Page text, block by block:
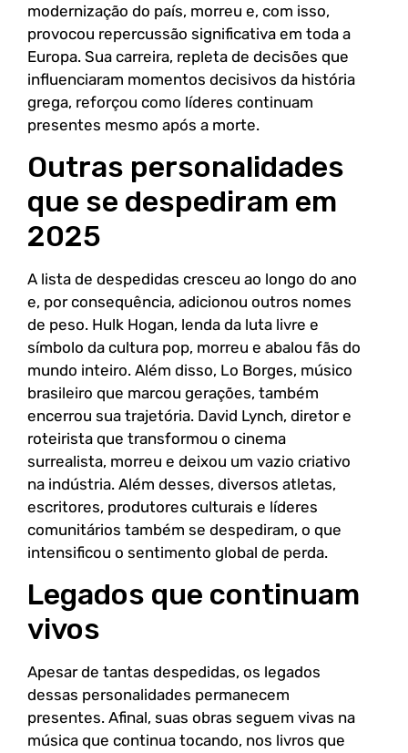
modernização do país, morreu e, com isso,
provocou repercussão significativa em toda a
Europa. Sua carreira, repleta de decisões que
influenciaram momentos decisivos da história
grega, reforçou como líderes continuam
presentes mesmo após a morte.
Outras personalidades
que se despediram em
2025
A lista de despedidas cresceu ao longo do ano
e, por consequência, adicionou outros nomes
de peso. Hulk Hogan, lenda da luta livre e
símbolo da cultura pop, morreu e abalou fãs do
mundo inteiro. Além disso, Lo Borges, músico
brasileiro que marcou gerações, também
encerrou sua trajetória. David Lynch, diretor e
roteirista que transformou o cinema
surrealista, morreu e deixou um vazio criativo
na indústria. Além desses, diversos atletas,
escritores, produtores culturais e líderes
comunitários também se despediram, o que
intensificou o sentimento global de perda.
Legados que continuam
vivos
Apesar de tantas despedidas, os legados
dessas personalidades permanecem
presentes. Afinal, suas obras seguem vivas na
música que continua tocando, nos livros que